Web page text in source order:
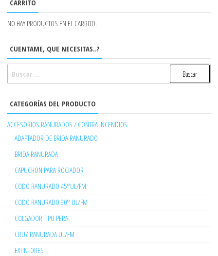
CARRITO
NO HAY PRODUCTOS EN EL CARRITO.
CUENTAME, QUE NECESITAS..?
CATEGORÍAS DEL PRODUCTO
ACCESORIOS RANURADOS / CONTRA INCENDIOS
ADAPTADOR DE BRIDA RANURADO
BRIDA RANURADA
CAPUCHON PARA ROCIADOR
CODO RANURADO 45°UL/FM
CODO RANURADO 90° UL/FM
COLGADOR TIPO PERA
CRUZ RANURADA UL/FM
EXTINTORES